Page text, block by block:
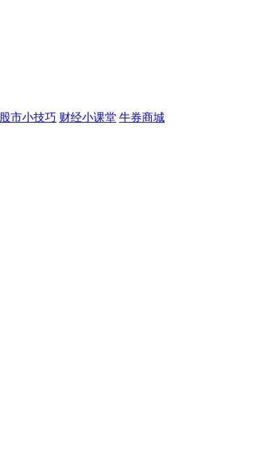
股市小技巧 财经小课堂 牛券商城